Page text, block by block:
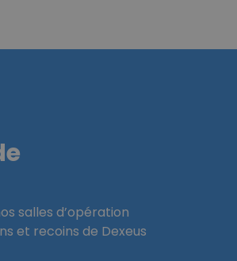
salles d’opération
et recoins de Dexeus